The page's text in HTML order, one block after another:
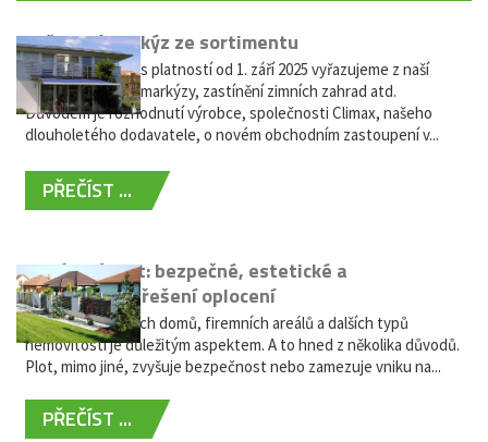
Vyřazení markýz ze sortimentu
Vážení zákazníci, s platností od 1. září 2025 vyřazujeme z naší
nabídky výsuvné markýzy, zastínění zimních zahrad atd.
Důvodem je rozhodnutí výrobce, společnosti Climax, našeho
dlouholetého dodavatele, o novém obchodním zastoupení v...
PŘEČÍST ...
Hliníkový plot: bezpečné, estetické a
bezúdržbové řešení oplocení
Oplocení rodinných domů, firemních areálů a dalších typů
nemovitostí je důležitým aspektem. A to hned z několika důvodů.
Plot, mimo jiné, zvyšuje bezpečnost nebo zamezuje vniku na...
PŘEČÍST ...